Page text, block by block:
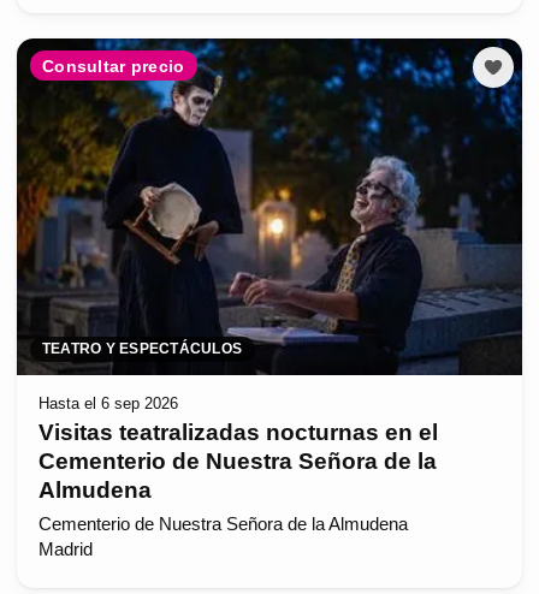
Consultar precio
TEATRO Y ESPECTÁCULOS
Hasta el 6 sep 2026
Visitas teatralizadas nocturnas en el
Cementerio de Nuestra Señora de la
Almudena
Cementerio de Nuestra Señora de la Almudena
Madrid